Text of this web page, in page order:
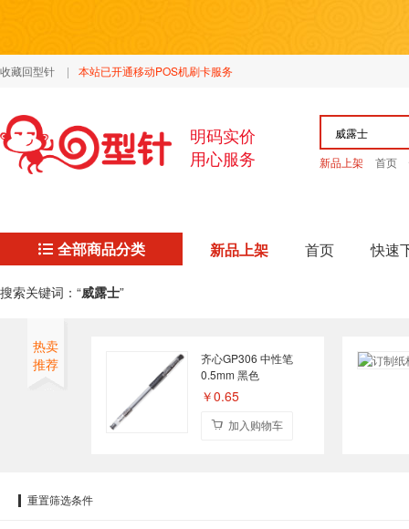
收藏回型针 | 本站已开通移动POS机刷卡服务
明码实价
用心服务
新品上架 首页
全部商品分类 新品上架 首页 快速
搜索关键词：“威露士”
热卖
推荐
齐心GP306 中性笔
0.5mm 黑色
￥0.65
加入购物车
重置筛选条件